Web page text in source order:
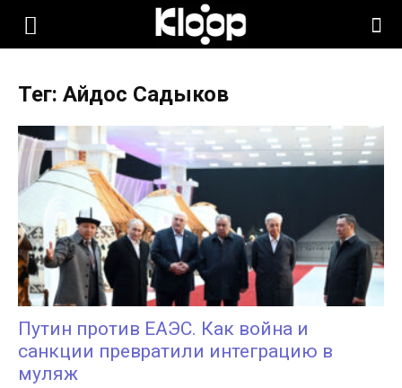
KLOOP.KG
Новости
Кыргызстана
Тег: Айдос Садыков
Путин против ЕАЭС. Как война и
санкции превратили интеграцию в
муляж